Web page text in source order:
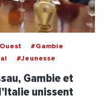
#Gambie
#Jeunesse
Gambie et
unissent